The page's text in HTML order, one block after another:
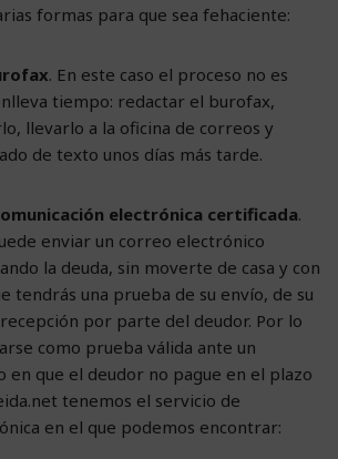
formas para que sea fehaciente:
. En este caso el proceso no es
tiempo: redactar el burofax,
llevarlo a la oficina de correos y
de texto unos días más tarde.
electrónica certificada.
enviar un correo electrónico
la deuda, sin moverte de casa y con
tendrás una prueba de su envío, de su
por parte del deudor. Por lo
como prueba válida ante un
en que el deudor no pague en el plazo
tenemos el servicio de
en el que podemos encontrar: